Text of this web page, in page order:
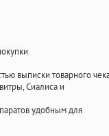
выписки товарного
Сиалиса и
удобным для